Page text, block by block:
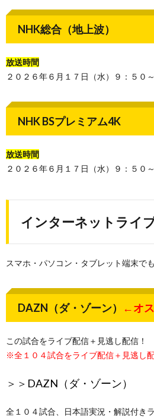
NHK総合（地上波）
放送時間
２０２６年６月１７日（水）９：５０～
NHK BSプレミアム4K
放送時間
２０２６年６月１７日（水）９：５０～
インターネットライ
スマホ・パソコン・タブレット端末で
DAZN（ダ・ゾーン） ←オ
この試合をライブ配信＋見逃し配信！
※全１０４試合をライブ配信＋見逃し配
＞＞ DAZN（ダ・ゾーン）
全１０４試合、日本語実況・解説付き